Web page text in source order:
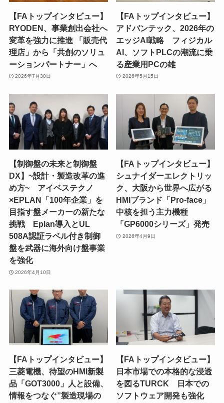
【FAトップインタビュー】
RYODEN、事業創出会社へ
変革を強力に推進 「販売代
理店」から「共創のソリュ
ーションパートナー」へ
2026年7月30日
【FAトップインタビュー】
アドバンテック、2026年の
エッジAI戦略 フィジカル
AI、ソフトPLCの潮流に乗
る産業用PCの雄
2026年5月15日
【制御盤の未来と制御盤
DX】~設計・製造改革の進
め方~ アイベステクノ
×EPLAN「100年企業」を
目指す盤メーカーの新たな
挑戦 Eplan導入とUL
508A認証ラベル付き制御
盤を武器に海外向け盤事業
を強化
2026年4月10日
【FAトップインタビュー】
シュナイダーエレクトリッ
ク、大阪から世界へ広がる
HMIブランド「Pro-face」
中核を担う主力機種
「GP6000シリーズ」発売
2026年4月9日
【FAトップインタビュー】
三菱電機、待望のHMI新製
品「GOT3000」人と設備、
情報をつなぐ”製造現場の
【FAトップインタビュー】
日本市場での本格的な浸透
を図るTURCK 日本での
ソフトウェア開発も強化